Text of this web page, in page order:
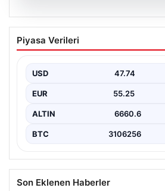
08.08.2026
Emekliye ÖTV’siz araç
yasa çıkacak mı?
Piyasa Verileri
USD 47.74
EUR 55.25
ALTIN 6660.6
BTC 3106256
Son Eklenen Haberler